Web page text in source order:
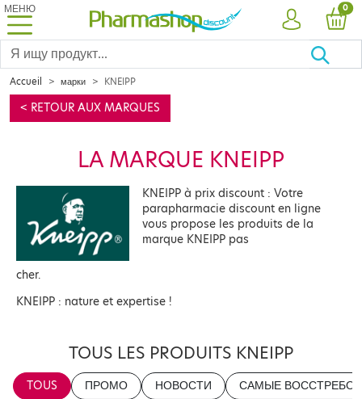
МЕНЮ
УЧЕТНАЯ
0
Accueil марки KNEIPP
< RETOUR AUX MARQUES
LA MARQUE KNEIPP
KNEIPP à prix discount : Votre
parapharmacie discount en ligne
vous propose les produits de la
marque KNEIPP pas
cher.
KNEIPP : nature et expertise !
TOUS LES PRODUITS KNEIPP
TOUS ПРОМО НОВОСТИ САМЫЕ